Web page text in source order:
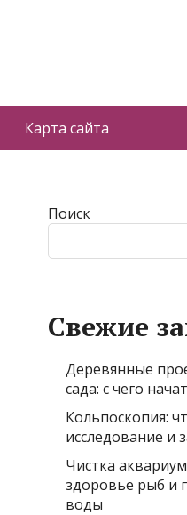
Карта сайта
Поиск
Свежие
Деревянные
сада: с чего
Кольпоскопия:
исследование и
Чистка
здоровье рыб и
воды